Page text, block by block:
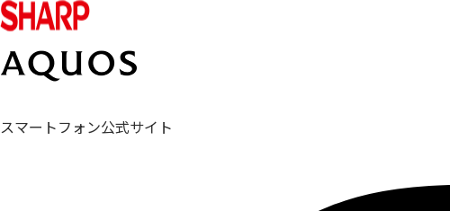
スマートフォン公式サイト